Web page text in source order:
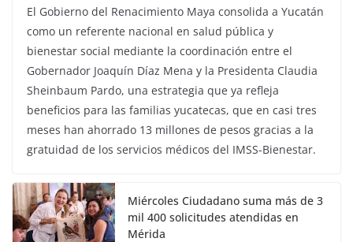
El Gobierno del Renacimiento Maya consolida a Yucatán
como un referente nacional en salud pública y
bienestar social mediante la coordinación entre el
Gobernador Joaquín Díaz Mena y la Presidenta Claudia
Sheinbaum Pardo, una estrategia que ya refleja
beneficios para las familias yucatecas, que en casi tres
meses han ahorrado 13 millones de pesos gracias a la
gratuidad de los servicios médicos del IMSS-Bienestar.
Miércoles Ciudadano suma más de 3
mil 400 solicitudes atendidas en
Mérida